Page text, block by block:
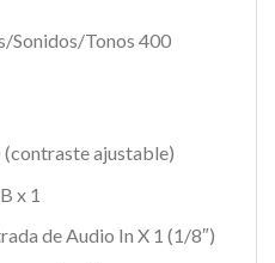
Sonidos/Tonos 400
(contraste ajustable)
x 1
de Audio In X 1 (1/8″)